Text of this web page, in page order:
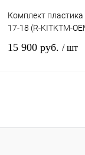
Комплект пластика
17-18 (R-KITKTM-
15 900 руб. / шт
Купить в 1 клик